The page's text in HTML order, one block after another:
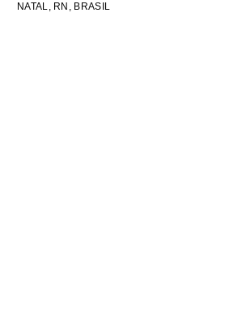
NATAL, RN, BRASIL